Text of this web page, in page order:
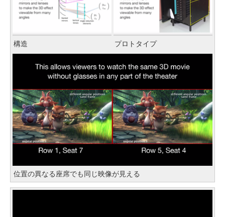
構造 プロトタイプ
位置の異なる座席でも同じ映像が見える